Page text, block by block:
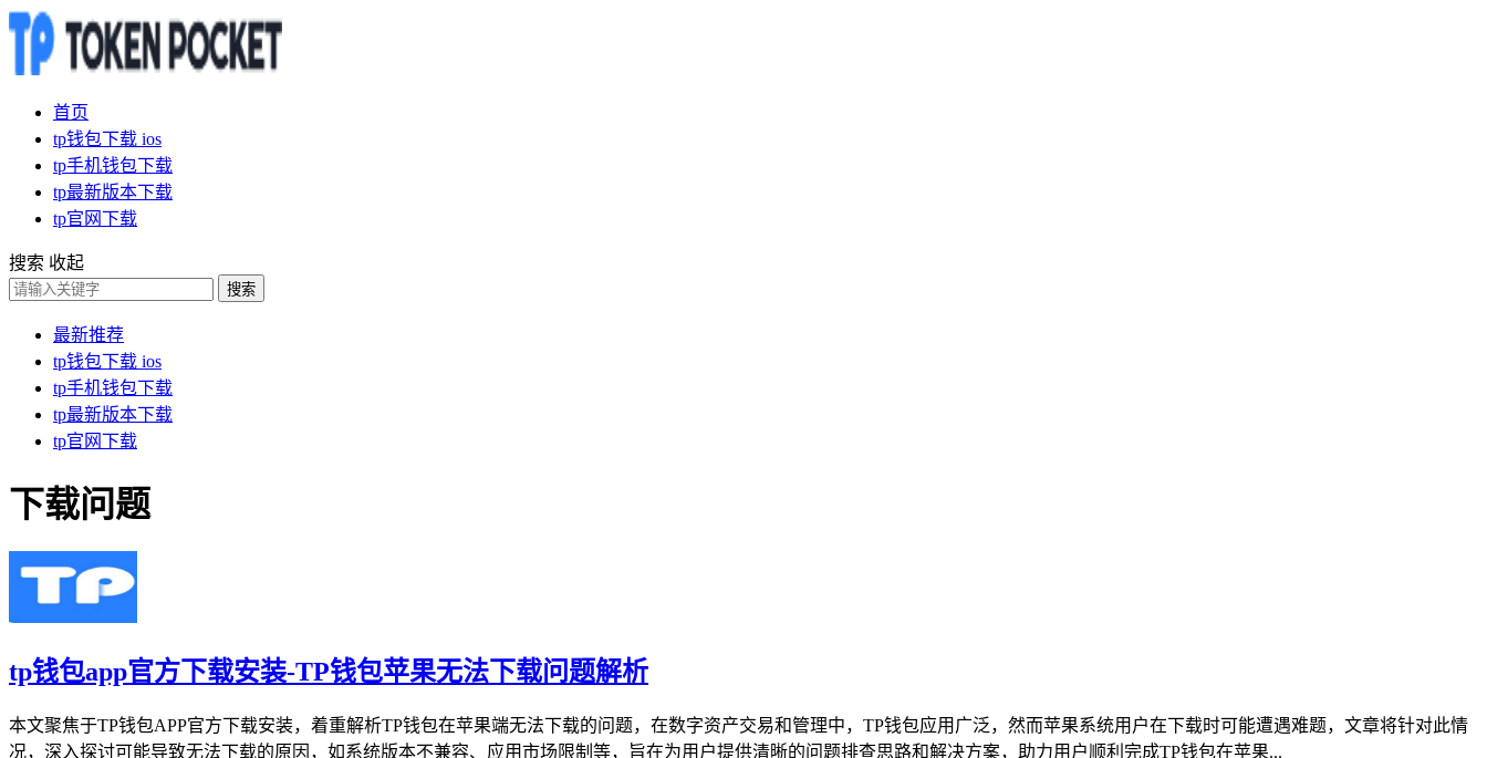
首页
tp钱包下载 ios
tp手机钱包下载
tp最新版本下载
tp官网下载
搜索 收起
搜索
最新推荐
tp钱包下载 ios
tp手机钱包下载
tp最新版本下载
tp官网下载
下载问题
tp钱包app官方下载安装-TP钱包苹果无法下载问题解析
本文聚焦于TP钱包APP官方下载安装，着重解析TP钱包在苹果端无法下载的问题，在数字资产交易和管理中，TP钱包应用广泛，然而苹果系统用户在下载时可能遭遇难题，文章将针对此情
况，深入探讨可能导致无法下载的原因，如系统版本不兼容、应用市场限制等，旨在为用户提供清晰的问题排查思路和解决方案，助力用户顺利完成TP钱包在苹果...